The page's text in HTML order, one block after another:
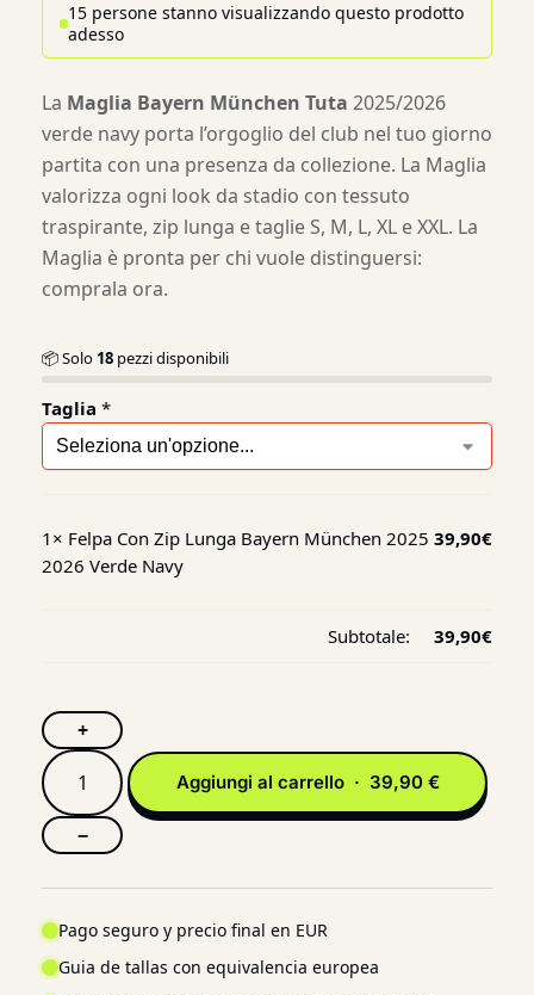
15 persone stanno visualizzando questo prodotto
adesso
La Maglia Bayern München Tuta 2025/2026
verde navy porta l’orgoglio del club nel tuo giorno
partita con una presenza da collezione. La Maglia
valorizza ogni look da stadio con tessuto
traspirante, zip lunga e taglie S, M, L, XL e XXL. La
Maglia è pronta per chi vuole distinguersi:
comprala ora.
📦 Solo 18 pezzi disponibili
Taglia *
1× Felpa Con Zip Lunga Bayern München 2025
2026 Verde Navy
39,90€
Subtotale: 39,90€
+
−
Aggiungi al carrello · 39,90 €
Pago seguro y precio final en EUR
Guia de tallas con equivalencia europea